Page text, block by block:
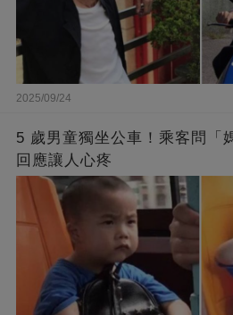
2025/09/24
5 歲男童獨坐公車！乘客問「
回應讓人心疼